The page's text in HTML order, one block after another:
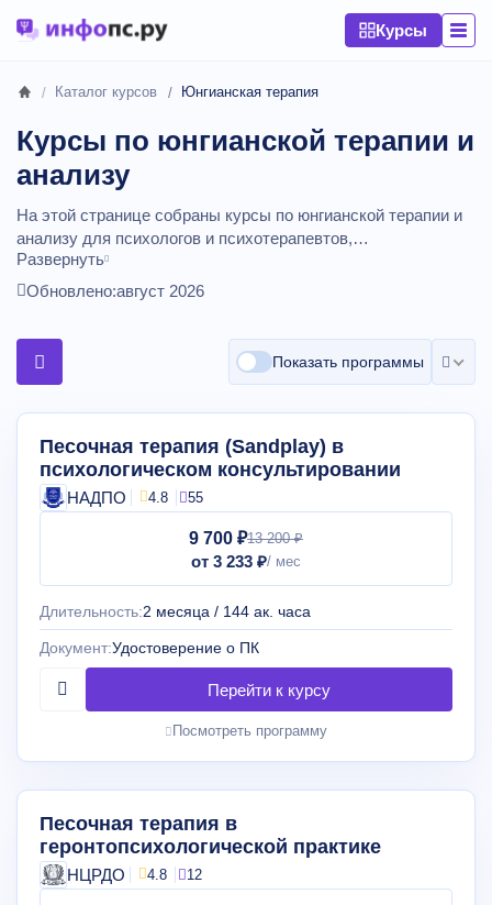
Курсы
Каталог курсов Юнгианская терапия
Курсы по юнгианской терапии и
анализу
На этой странице собраны курсы по юнгианской терапии и
анализу для психологов и психотерапевтов,
интересующихся глубинной работой с бессознательным.
Программы знакомят с архетипами, символами, анализом
сравнить курсы по уровню (вводные, углублённые,
долгосрочные программы), формату онлайн‑обучения,
выбрать программу под свой опыт и профессиональные
планы.Курсы от7900до35990рублей,длительностью от
15 до 256 академических часов.
Развернуть
Обновлено:август 2026
Показать программы
Песочная терапия (Sandplay) в
психологическом консультировании
НАДПО 4.8 55
9 700 ₽13 200 ₽
от 3 233 ₽
Длительность:2 месяца / 144 ак. часа
Документ:Удостоверение о ПК
Посмотреть программу
Песочная терапия в
геронтопсихологической практике
НЦРДО 4.8 12